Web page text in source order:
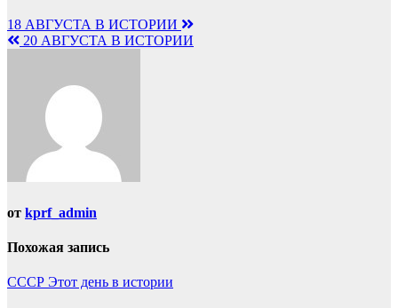
18 АВГУСТА В ИСТОРИИ
20 АВГУСТА В ИСТОРИИ
от kprf_admin
Похожая запись
СССР Этот день в истории